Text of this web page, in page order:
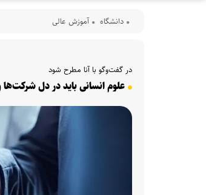
دانشگاه آموزش عالی
در گفت‌وگو با آنا مطرح شود
علوم انسانی باید در دل